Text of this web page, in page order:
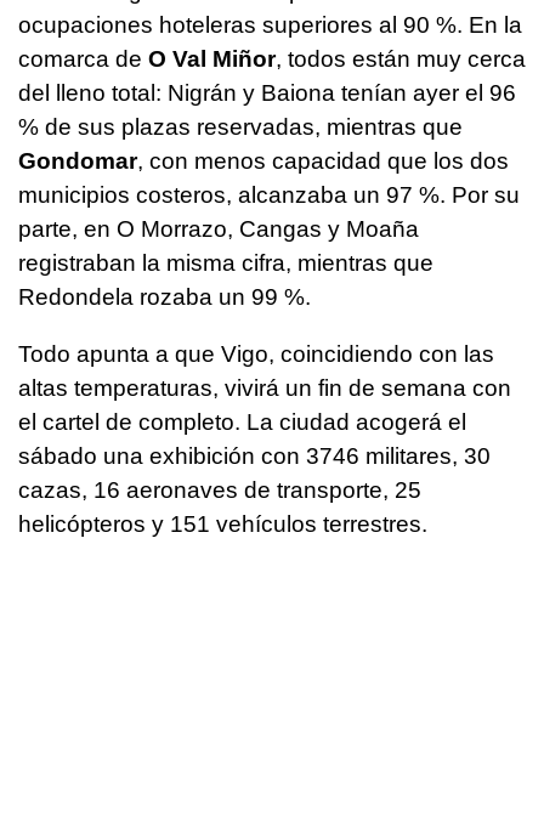
ocupaciones hoteleras superiores al 90 %. En la
comarca de O Val Miñor, todos están muy cerca
del lleno total: Nigrán y Baiona tenían ayer el 96
% de sus plazas reservadas, mientras que
Gondomar, con menos capacidad que los dos
municipios costeros, alcanzaba un 97 %. Por su
parte, en O Morrazo, Cangas y Moaña
registraban la misma cifra, mientras que
Redondela rozaba un 99 %.
Todo apunta a que Vigo, coincidiendo con las
altas temperaturas, vivirá un fin de semana con
el cartel de completo. La ciudad acogerá el
sábado una exhibición con 3746 militares, 30
cazas, 16 aeronaves de transporte, 25
helicópteros y 151 vehículos terrestres.